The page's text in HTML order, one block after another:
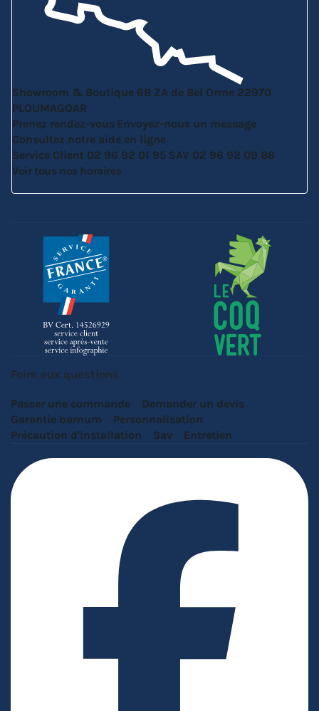
Showroom & Boutique 6B ZA de Bel Orme 22970
PLOUMAGOAR
Prenez rendez-vous Envoyez-nous un message
Consultez notre aide en ligne
Service Client 02 96 92 01 95 SAV 02 96 92 09 88
Voir tous nos horaires
Foire aux questions
Passer une commande
Demander un devis
Garantie barnum
Personnalisation
Précaution d'installation
Sav Entretien